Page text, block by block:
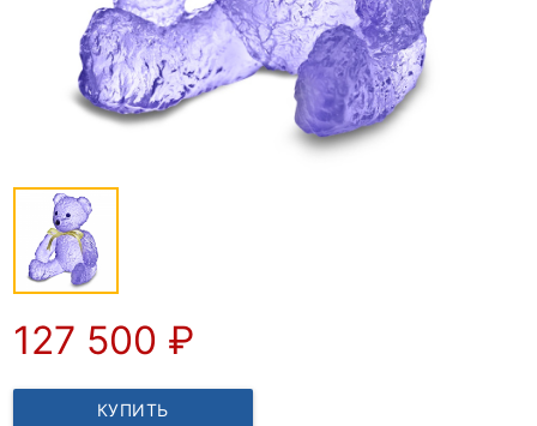
127 500 ₽
КУПИТЬ